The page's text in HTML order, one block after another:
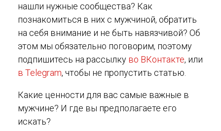
нашли нужные сообщества? Как
познакомиться в них с мужчиной, обратить
на себя внимание и не быть навязчивой? Об
этом мы обязательно поговорим, поэтому
подпишитесь на рассылку во ВКонтакте, или
в Telegram, чтобы не пропустить статью.
Какие ценности для вас самые важные в
мужчине? И где вы предполагаете его
искать?